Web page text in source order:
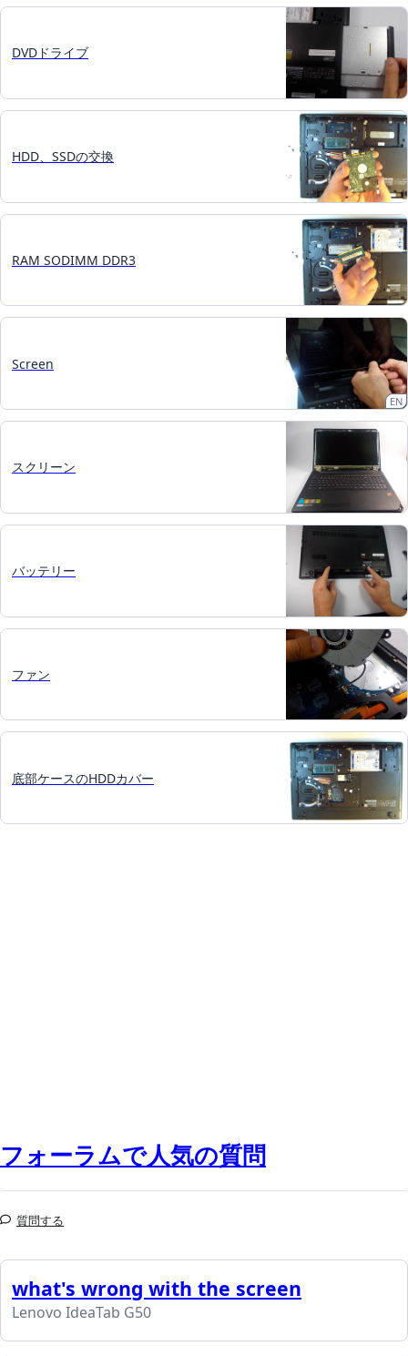
DVDドライブ
HDD、SSDの交換
RAM SODIMM DDR3
Screen
EN
スクリーン
バッテリー
ファン
底部ケースのHDDカバー
フォーラムで人気の質問
質問する
what's wrong with the screen
Lenovo IdeaTab G50